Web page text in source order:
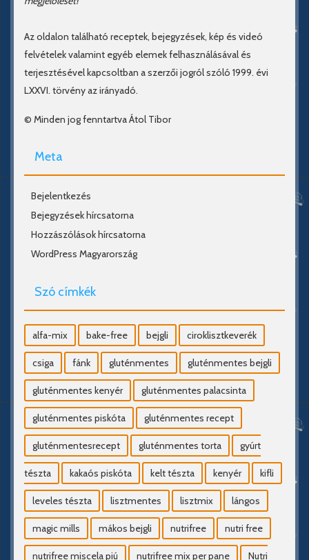
Az oldalon található receptek, bejegyzések, kép és videó
felvételek valamint egyéb elemek felhasználásával és
terjesztésével kapcsoltban a szerzői jogról szóló 1999. évi
LXXVI. törvény az irányadó.
© Minden jog fenntartva Átol Tibor
Meta
Bejelentkezés
Bejegyzések hírcsatorna
Hozzászólások hírcsatorna
WordPress Magyarország
Szó címkék
alfa-mix bake-free bejgli ciroklisztkeverék
csiga fánk gluténmentes gluténmentes bejgli
gluténmentes kenyér gluténmentes palacsinta
gluténmentes piskóta gluténmentes recept
gluténmentesrecept gluténmentes torta gyúrt
tészta kakaós piskóta kelt tészta kenyér kifli
leveles tészta lisztmentes lisztmix lángos
magic mills mákos bejgli nutrifree nutri free
nutrifree miscela piú nutrifree mix per pane Nutri